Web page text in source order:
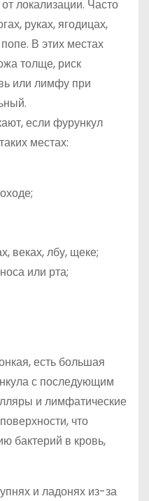
локализации. Часто
руках, ягодицах,
В этих местах
толще, риск
или лимфу при
если фурункул
местах:
веках, лбу, щеке;
или рта;
есть большая
с последующим
и лимфатические
что
бактерий в кровь,
и ладонях из-за